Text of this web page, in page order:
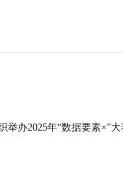
举办2025年“数据要素×”大